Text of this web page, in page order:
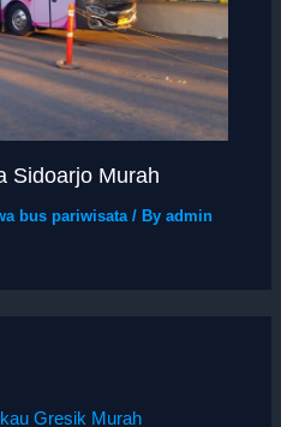
Sidoarjo Murah
bus pariwisata / Byadmin
Gresik Murah